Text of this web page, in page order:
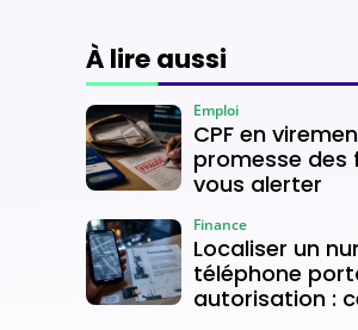
À lire aussi
CPF en
promesse des
vous alerter
Emploi
Localiser un
téléphone
autorisation :
Finance